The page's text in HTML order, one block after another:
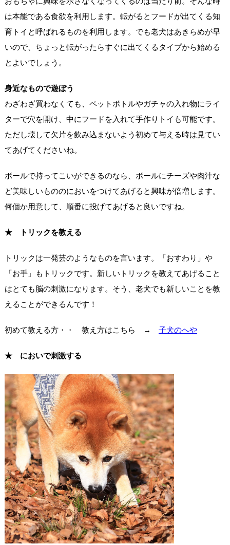
は本能である食欲を利用します。転がるとフードが出てくる知
育トイと呼ばれるものを利用します。でも老犬はあきらめが早
いので、ちょっと転がったらすぐに出てくるタイプから始める
とよいでしょう。
身近なもので遊ぼう
わざわざ買わなくても、ペットボトルやガチャの入れ物にライ
ターで穴を開け、中にフードを入れて手作りトイも可能です。
ただし壊して欠片を飲み込まないよう初めて与える時は見てい
てあげてくださいね。
ボールで持ってこいができるのなら、ボールにチーズや肉汁な
ど美味しいもののにおいをつけてあげると興味が倍増します。
何個か用意して、順番に投げてあげると良いですね。
★ トリックを教える
トリックは一発芸のようなものを言います。「おすわり」や
「お手」もトリックです。新しいトリックを教えてあげること
はとても脳の刺激になります。そう、老犬でも新しいことを教
えることができるんです！
初めて教える方・・ 教え方はこちら → 子犬のへや
★ においで刺激する